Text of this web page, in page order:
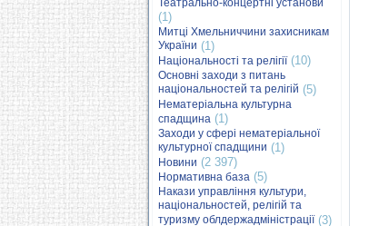
Театрально-концертні установи
(1)
Митці Хмельниччини захисникам
України (1)
Національності та релігії(10)
Основні заходи з питань
національностей та релігій (5)
Нематеріальна культурна
спадщина (1)
Заходи у сфері нематеріальної
культурної спадщини (1)
Новини (2 397)
Нормативна база (5)
Накази управління культури,
національностей, релігій та
туризму облдержадміністрації(3)